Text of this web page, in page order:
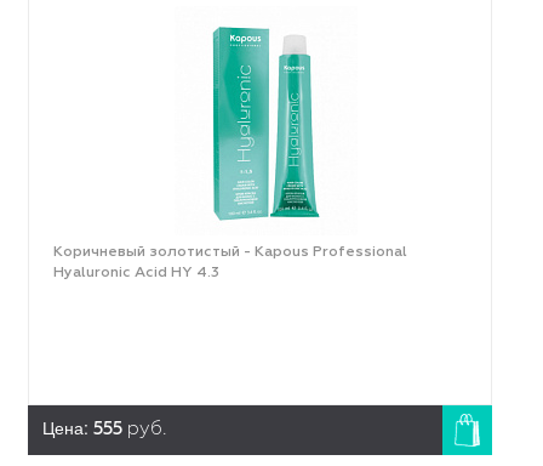
Коричневый золотистый - Kapous Professional
Hyaluronic Acid HY 4.3
Цена: 555 руб.